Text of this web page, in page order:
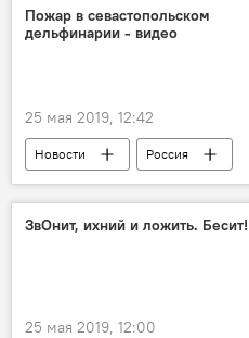
В Молдове
Пожар в севастопольском
дельфинарии - видео
25 мая 2019, 12:42
Новости Россия
ЗвОнит, ихний и ложить. Бесит!
25 мая 2019, 12:00